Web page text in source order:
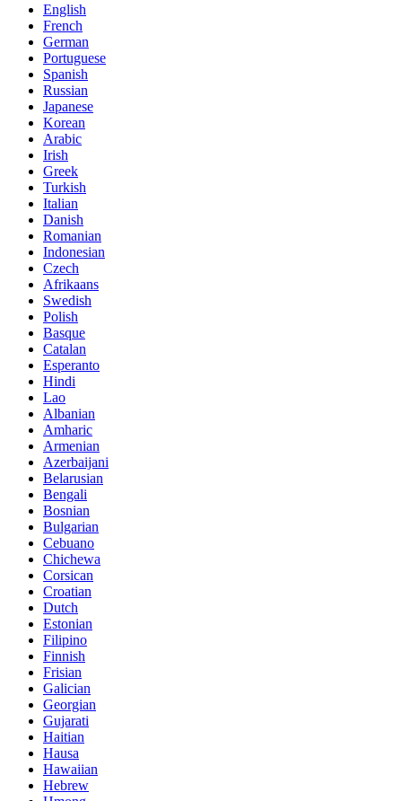
English
French
German
Portuguese
Spanish
Russian
Japanese
Korean
Arabic
Irish
Greek
Turkish
Italian
Danish
Romanian
Indonesian
Czech
Afrikaans
Swedish
Polish
Basque
Catalan
Esperanto
Hindi
Lao
Albanian
Amharic
Armenian
Azerbaijani
Belarusian
Bengali
Bosnian
Bulgarian
Cebuano
Chichewa
Corsican
Croatian
Dutch
Estonian
Filipino
Finnish
Frisian
Galician
Georgian
Gujarati
Haitian
Hausa
Hawaiian
Hebrew